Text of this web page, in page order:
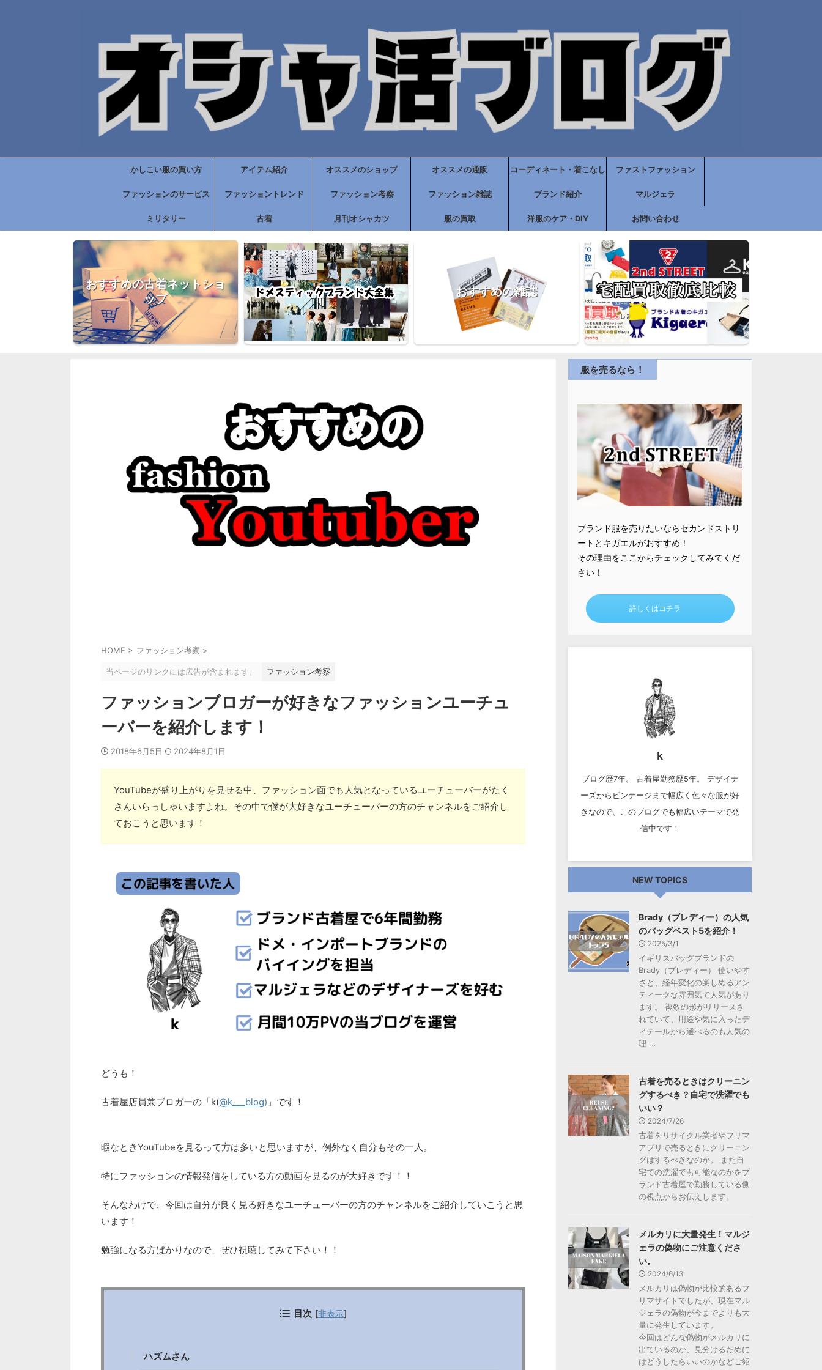
かしこい服の買い方 アイテム紹介 オススメのショップ オススメの通販 コーディネート・着こなし ファストファッション
ファッションのサービス ファッショントレンド ファッション考察 ファッション雑誌 ブランド紹介 マルジェラ
ミリタリー 古着 月刊オシャカツ 服の買取 洋服のケア・DIY お問い合わせ
おすすめの古着ネットショ
ップ
おすすめの雑誌
HOME > ファッション考察 >
当ページのリンクには広告が含まれます。 ファッション考察
ファッションブロガーが好きなファッションユーチュ
ーバーを紹介します！
2018年6月5日 2024年8月1日
YouTubeが盛り上がりを見せる中、ファッション面でも人気となっているユーチューバーがたく
さんいらっしゃいますよね。その中で僕が大好きなユーチューバーの方のチャンネルをご紹介し
ておこうと思います！
どうも！
古着屋店員兼ブロガーの「k(@k___blog) 」です！
暇なときYouTubeを見るって方は多いと思いますが、例外なく自分もその一人。
特にファッションの情報発信をしている方の動画を見るのが大好きです！！
そんなわけで、今回は自分が良く見る好きなユーチューバーの方のチャンネルをご紹介していこうと思
います！
勉強になる方ばかりなので、ぜひ視聴してみて下さい！！
目次 [非表示]
ハズムさん
服を売るなら！
ブランド服を売りたいならセカンドストリ
ートとキガエルがおすすめ！
その理由をここからチェックしてみてくだ
さい！
詳しくはコチラ
k
ブログ歴7年。 古着屋勤務歴5年。 デザイナ
ーズからビンテージまで幅広く色々な服が好
きなので、このブログでも幅広いテーマで発
信中です！
NEW TOPICS
Brady（ブレディー）の人気
のバッグベスト5を紹介！
2025/3/1
イギリスバッグブランドの
Brady（ブレディー） 使いやす
さと、経年変化の楽しめるアン
ティークな雰囲気で人気があり
ます。 複数の形がリリースさ
れていて、用途や気に入ったデ
ィテールから選べるのも人気の
理 ...
古着を売るときはクリーニン
グするべき？自宅で洗濯でも
いい？
2024/7/26
古着をリサイクル業者やフリマ
アプリで売るときにクリーニン
グはするべきなのか。 また自
宅での洗濯でも可能なのかをブ
ランド古着屋で勤務している側
の視点からお伝えします。
メルカリに大量発生！マルジ
ェラの偽物にご注意くださ
い。
2024/6/13
メルカリは偽物が比較的あるフ
リマサイトでしたが、現在マル
ジェラの偽物が今までよりも大
量に発生しています。
今回はどんな偽物がメルカリに
出ているのか、見分けるために
はどうしたらいいのかなどご紹